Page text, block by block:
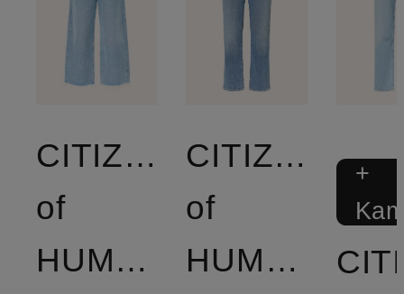
CITIZENS
of
HUMANITY
CITIZENS
of
HUMANITY
+